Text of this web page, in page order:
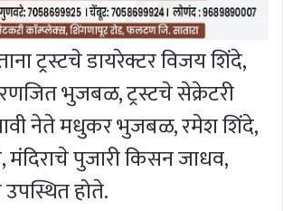
ट्रस्टचे डायरेक्टर विजय शिंदे,
भुजबळ, ट्रस्टचे सेक्रेटरी
नेते मधुकर भुजबळ, रमेश शिंदे,
मंदिराचे पुजारी किसन जाधव,
होते.